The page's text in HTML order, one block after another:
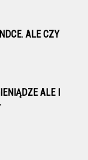
ALE CZY
ALE I